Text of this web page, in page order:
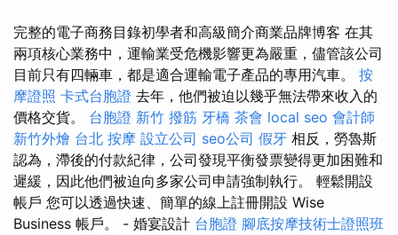
完整的電子商務目錄初學者和高級簡介商業品牌博客 在其
兩項核心業務中，運輸業受危機影響更為嚴重，儘管該公司
目前只有四輛車，都是適合運輸電子產品的專用汽車。 按
摩證照 卡式台胞證 去年，他們被迫以幾乎無法帶來收入的
價格交貨。 台胞證 新竹 撥筋 牙橋 茶會 local seo 會計師
新竹外燴 台北 按摩 設立公司 seo公司 假牙 相反，勞魯斯
認為，滯後的付款紀律，公司發現平衡發票變得更加困難和
遲緩，因此他們被迫向多家公司申請強制執行。 輕鬆開設
帳戶 您可以透過快速、簡單的線上註冊開設 Wise
Business 帳戶。 - 婚宴設計 台胞證 腳底按摩技術士證照班